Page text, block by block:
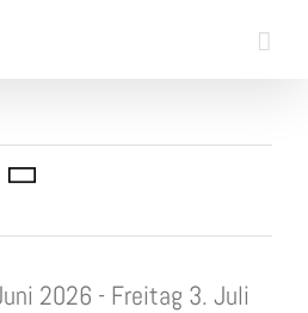
2026 - Freitag 3. Juli